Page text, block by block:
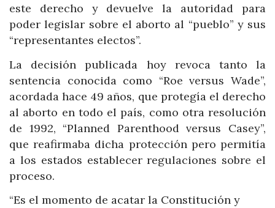
este derecho y devuelve la autoridad para
poder legislar sobre el aborto al “pueblo” y sus
“representantes electos”.
La decisión publicada hoy revoca tanto la
sentencia conocida como “Roe versus Wade”,
acordada hace 49 años, que protegía el derecho
al aborto en todo el país, como otra resolución
de 1992, “Planned Parenthood versus Casey”,
que reafirmaba dicha protección pero permitía
a los estados establecer regulaciones sobre el
proceso.
“Es el momento de acatar la Constitución y